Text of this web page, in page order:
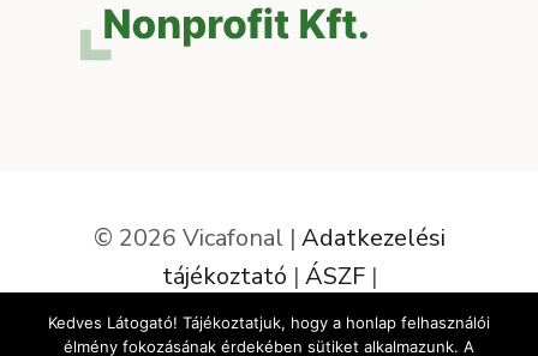
© 2026 Vicafonal | Adatkezelési
tájékoztató | ÁSZF|
Elállás a szerződéstől
Kedves Látogató! Tájékoztatjuk, hogy a honlap felhasználói
élmény fokozásának érdekében sütiket alkalmazunk. A